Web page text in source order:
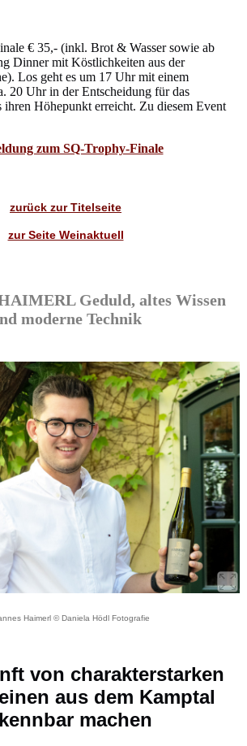
€ 35,- (inkl. Brot & Wasser sowie ab
Dinner mit Köstlichkeiten aus der
Los geht es um 17 Uhr mit einem
20 Uhr in der Entscheidung für das
ihren Höhepunkt erreicht. Zu diesem Event
zum SQ-Trophy-Finale
zurück zur Titelseite
zur Seite Weinaktuell
Geduld, altes Wissen
moderne Technik
Haimerl © Daniela Hödl Fotografie
von charakterstarken
aus dem Kamptal
machen